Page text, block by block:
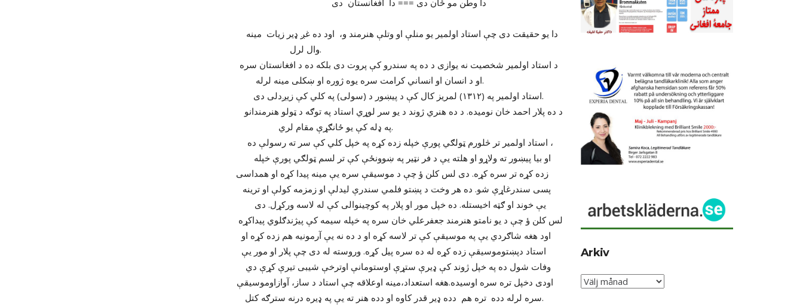
وال لرل.
او د انسان او انساني کرامت سره یوه ژوره او ښکلی مینه لرله.
استاد اولمیر په (۱۳۱۲) لمریز کال کې د پیښور د (سولی) په کلي کې زیږدلی دی.
د ده پلار احمد خان نومیده. د ده هنري ژوند د یو سر لوړي استاد په توګه د ټولو هنرمندانو
په ډله کې یو ځانګړې مقام لري.
استاد اولمیر تر څلورم ټولګي پورې خپله زده کړه په خپل کلي کې سر ته رسولې ده ،
لس کلن ؤ چې د یو نامتو هنرمند جعفرعلي خان سره په خپله سیمه کې پیژندګلوي پیداکړه
سره لرله دده تره هم دده ډیر قدر کاوه او دده هنر ته یې په ډیره درنه سترګه کتل.
Arkiv
Arkiv